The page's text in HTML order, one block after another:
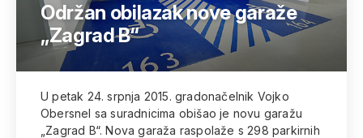
Održan obilazak nove garaže
„Zagrad B“
U petak 24. srpnja 2015. gradonačelnik Vojko
Obersnel sa suradnicima obišao je novu garažu
„Zagrad B“. Nova garaža raspolaže s 298 parkirnih